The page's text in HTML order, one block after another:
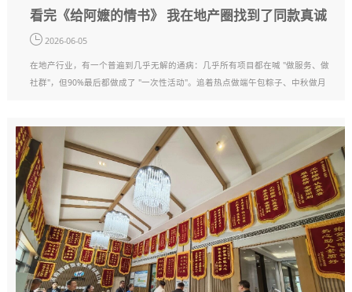
看完《给阿嬷的情书》 我在地产圈找到了同款真诚
2026-06-05
在地产行业，有一个普遍到几乎无解的通病：几乎所有项目都在喊 "做服务、做
社群"，但90%最后都做成了 "一次性活动"。追着热点做端午包粽子、中秋做月